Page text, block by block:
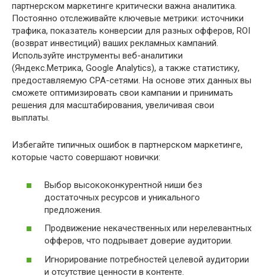
партнерском маркетинге критически важна аналитика.
Постоянно отслеживайте ключевые метрики: источники
трафика, показатель конверсии для разных офферов, ROI
(возврат инвестиций) ваших рекламных кампаний.
Используйте инструменты веб-аналитики
(Яндекс.Метрика, Google Analytics), а также статистику,
предоставляемую CPA-сетями. На основе этих данных вы
сможете оптимизировать свои кампании и принимать
решения для масштабирования, увеличивая свои
выплаты.
Избегайте типичных ошибок в партнерском маркетинге,
которые часто совершают новички:
Выбор высококонкурентной ниши без
достаточных ресурсов и уникального
предложения.
Продвижение некачественных или нерелевантных
офферов, что подрывает доверие аудитории.
Игнорирование потребностей целевой аудитории
и отсутствие ценности в контенте.